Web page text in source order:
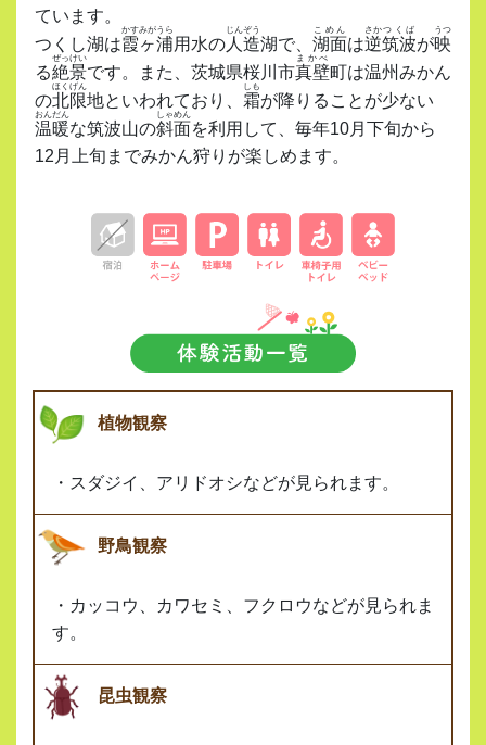
ています。
つくし湖は霞ヶ浦
かすみがうら
用水の人造
じんぞう
湖で、 湖面
こめん
は逆
さか
筑波
つくば
が映
うつ
る絶景
ぜっけい
です。また、茨城県桜川市真壁
まかべ
町は温州みかん
の北限
ほくげん
地といわれており、 霜
しも
が降りることが少ない
温暖
おんだん
な筑波山の斜面
しゃめん
を利用して、毎年10月下旬から
12月上旬までみかん狩りが楽しめます。
植物観察
・スダジイ、アリドオシなどが見られます。
野鳥観察
・カッコウ、カワセミ、フクロウなどが見られま
す。
昆虫観察